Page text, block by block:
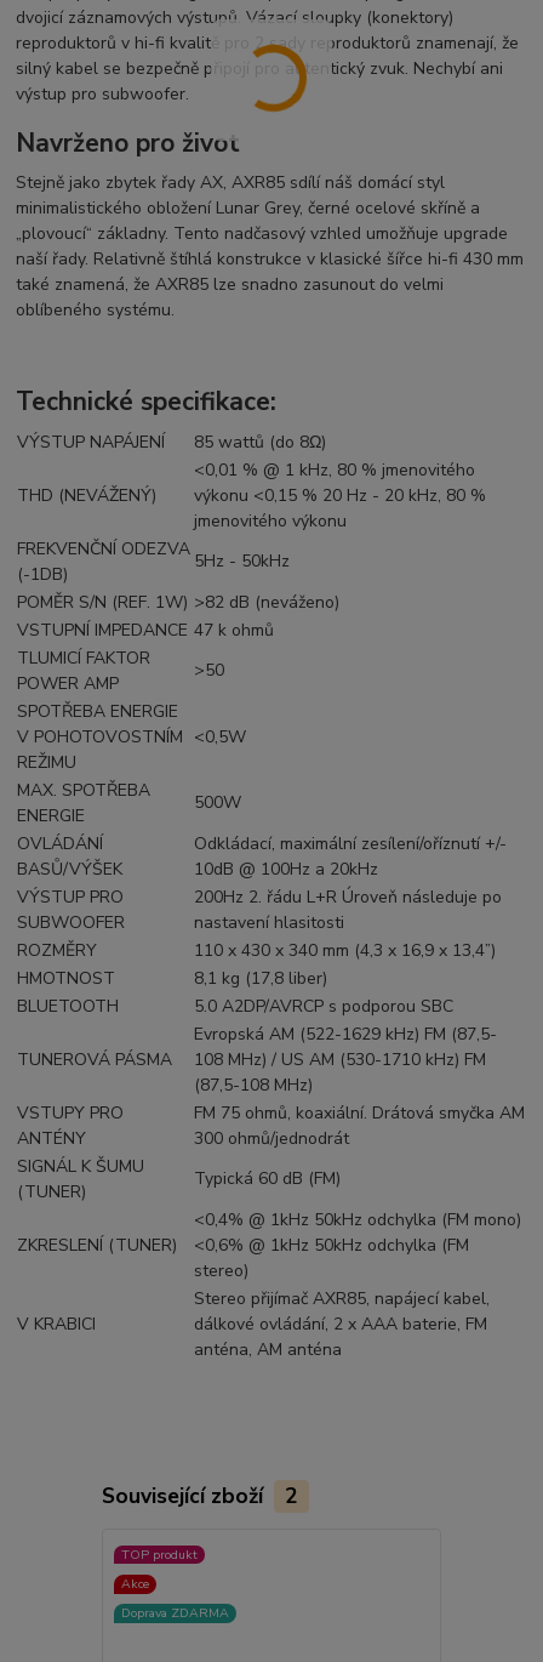
dvojicí záznamových výstupů. Vázací sloupky (konektory)
reproduktorů v hi-fi kvalitě pro 2 sady reproduktorů znamenají, že
silný kabel se bezpečně připojí pro autentický zvuk. Nechybí ani
výstup pro subwoofer.
Navrženo pro život
Stejně jako zbytek řady AX, AXR85 sdílí náš domácí styl
minimalistického obložení Lunar Grey, černé ocelové skříně a
„plovoucí“ základny. Tento nadčasový vzhled umožňuje upgrade
naší řady. Relativně štíhlá konstrukce v klasické šířce hi-fi 430 mm
také znamená, že AXR85 lze snadno zasunout do velmi
oblíbeného systému.
Technické specifikace:
VÝSTUP NAPÁJENÍ 85 wattů (do 8Ω)
THD (NEVÁŽENÝ)
<0,01 % @ 1 kHz, 80 % jmenovitého
výkonu <0,15 % 20 Hz - 20 kHz, 80 %
jmenovitého výkonu
FREKVENČNÍ ODEZVA
(-1DB)
5Hz - 50kHz
POMĚR S/N (REF. 1W) >82 dB (neváženo)
VSTUPNÍ IMPEDANCE 47 k ohmů
TLUMICÍ FAKTOR
POWER AMP
>50
SPOTŘEBA ENERGIE
V POHOTOVOSTNÍM
REŽIMU
<0,5W
MAX. SPOTŘEBA
ENERGIE
500W
OVLÁDÁNÍ
BASŮ/VÝŠEK
Odkládací, maximální zesílení/oříznutí +/-
10dB @ 100Hz a 20kHz
VÝSTUP PRO
SUBWOOFER
200Hz 2. řádu L+R Úroveň následuje po
nastavení hlasitosti
ROZMĚRY
110 x 430 x 340 mm (4,3 x 16,9 x 13,4”)
HMOTNOST
8,1 kg (17,8 liber)
BLUETOOTH
5.0 A2DP/AVRCP s podporou SBC
TUNEROVÁ PÁSMA
Evropská AM (522-1629 kHz) FM (87,5-
108 MHz) / US AM (530-1710 kHz) FM
(87,5-108 MHz)
VSTUPY PRO
ANTÉNY
FM 75 ohmů, koaxiální. Drátová smyčka AM
300 ohmů/jednodrát
SIGNÁL K ŠUMU
(TUNER)
Typická 60 dB (FM)
ZKRESLENÍ (TUNER)
<0,4% @ 1kHz 50kHz odchylka (FM mono)
<0,6% @ 1kHz 50kHz odchylka (FM
stereo)
V KRABICI
Stereo přijímač AXR85, napájecí kabel,
dálkové ovládání, 2 x AAA baterie, FM
anténa, AM anténa
Související zboží 2
TOP produkt
Akce
Doprava ZDARMA